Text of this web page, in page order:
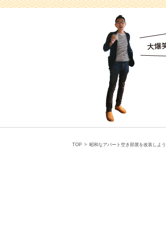
TOP > 昭和なアパート空き部屋を改装しよう